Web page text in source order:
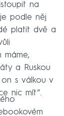
na
podle něj
platit dvě a
máme,
a Ruskou
s válkou v
nic mít“.